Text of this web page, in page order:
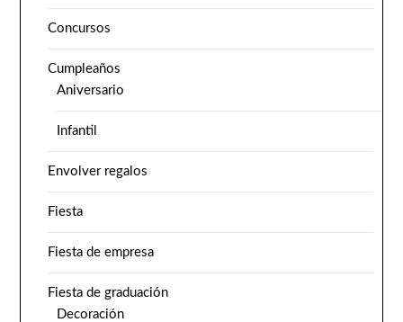
Concursos
Cumpleaños
Aniversario
Infantil
Envolver regalos
Fiesta
Fiesta de empresa
Fiesta de graduación
Decoración